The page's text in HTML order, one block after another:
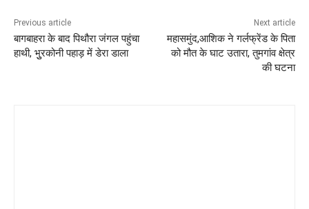
Previous article
बागबाहरा के बाद पिथौरा जंगल पहुंचा
हाथी, भुुरकोनी पहाड़ में डेरा डाला
Next article
महासमुंद,आशिक ने गर्लफ्रेंड के पिता
को मौत के घाट उतारा, तुमगांव क्षेत्र
की घटना